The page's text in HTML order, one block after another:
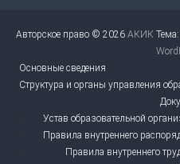
Авторское право © 2026 АКИК
Основные сведения
Структура и органы управления
Устав образовательной
Правила внутреннего
Правила внутреннего